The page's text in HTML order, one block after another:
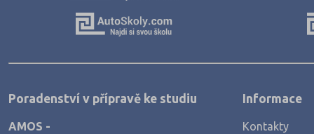
Zemědělství a lesnictví
Policejní a vojenské obory
Právo
Poradenství v přípravě ke studiu
AMOS -
Informace
Kontakty